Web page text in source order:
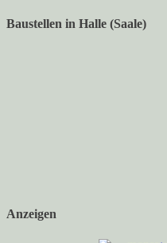
Baustellen in Halle (Saale)
Anzeigen